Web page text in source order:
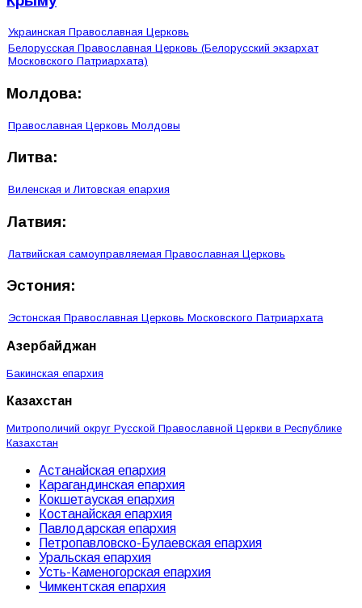
Украинская Православная Церковь
Белорусская Православная Церковь (Белорусский экзархат
Московского Патриархата)
Молдова:
Православная Церковь Молдовы
Литва:
Виленская и Литовская епархия
Латвия:
Латвийская самоуправляемая Православная Церковь
Эстония:
Эстонская Православная Церковь Московского Патриархата
Азербайджан
Бакинская епархия
Казахстан
Митрополичий округ Русской Православной Церкви в Республике
Казахстан
Астанайская епархия
Карагандинская епархия
Кокшетауская епархия
Костанайская епархия
Павлодарская епархия
Петропавловско-Булаевская епархия
Уральская епархия
Усть-Каменогорская епархия
Чимкентская епархия